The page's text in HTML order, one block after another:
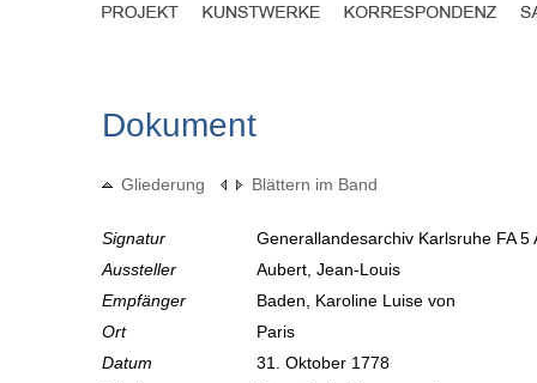
Dokument
Gliederung Blättern im Band
Signatur
Generallandesarchiv Karlsruhe FA
Aussteller
Aubert, Jean-Louis
Empfänger
Baden, Karoline Luise von
Ort
Paris
Datum
31. Oktober 1778